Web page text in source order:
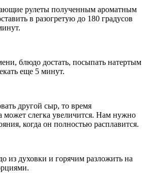
рулеты полученным ароматным
в разогретую до 180 градусов
блюдо достать, посыпать натертым
еще 5 минут.
другой сыр, то время
может слегка увеличится. Нам нужно
когда он полностью расплавится.
из духовки и горячим разложить на